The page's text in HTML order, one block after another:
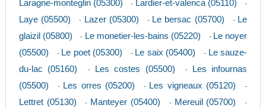
Laragne-monteglin (05300) - Lardier-et-valenca (05110) -
Laye (05500) - Lazer (05300) - Le bersac (05700) - Le
glaizil (05800)
- Le monetier-les-bains (05220) - Le noyer
(05500)
- Le poet (05300) - Le saix (05400) - Le sauze-
du-lac (05160)
- Les costes (05500) -
Les infournas
(05500)
- Les orres (05200) - Les vigneaux (05120) -
Lettret (05130) - Manteyer (05400) - Mereuil (05700) -